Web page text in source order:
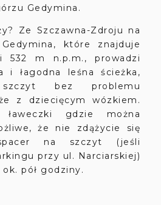
Gedymina.
Ze Szczawna-Zdroju na
które znajduje
532 m n.p.m., prowadzi
i łagodna leśna ścieżka,
bez problemu
z dziecięcym wózkiem.
gdzie można
że nie zdążycie się
na szczyt (jeśli
przy ul. Narciarskiej)
pół godziny.